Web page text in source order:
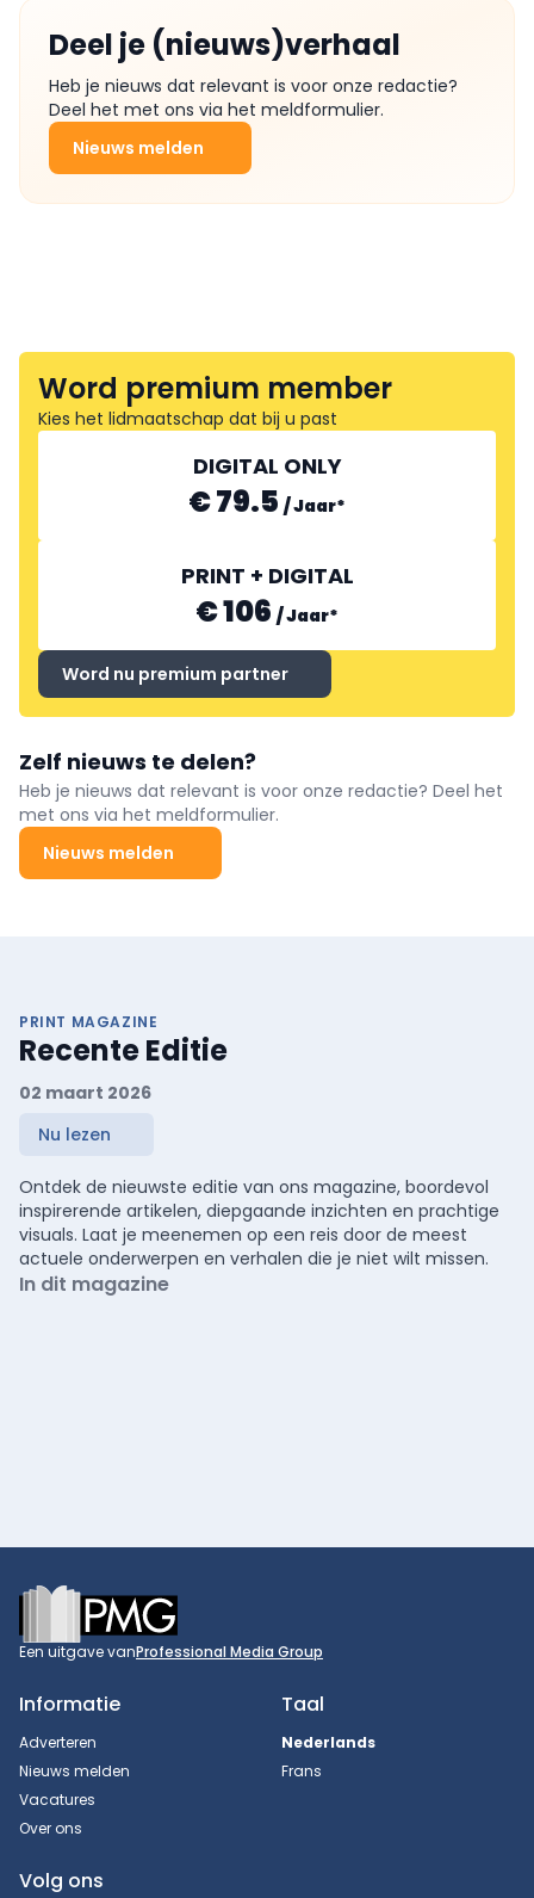
Deel je (nieuws)verhaal
Heb je nieuws dat relevant is voor onze redactie?
Deel het met ons via het meldformulier.
Nieuws melden
Word premium member
Kies het lidmaatschap dat bij u past
DIGITAL ONLY
€ 79.5 /Jaar*
PRINT + DIGITAL
€ 106 /Jaar*
Word nu premium partner
Zelf nieuws te delen?
Heb je nieuws dat relevant is voor onze redactie? Deel het
met ons via het meldformulier.
Nieuws melden
PRINT MAGAZINE
Recente Editie
02 maart 2026
Nu lezen
Ontdek de nieuwste editie van ons magazine, boordevol
inspirerende artikelen, diepgaande inzichten en prachtige
visuals. Laat je meenemen op een reis door de meest
actuele onderwerpen en verhalen die je niet wilt missen.
In dit magazine
Footer
Een uitgave vanProfessional Media Group
Informatie
Adverteren
Nieuws melden
Vacatures
Over ons
Taal
Nederlands
Frans
Volg ons